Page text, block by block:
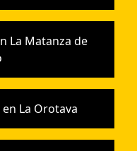
La Matanza de
La Orotava